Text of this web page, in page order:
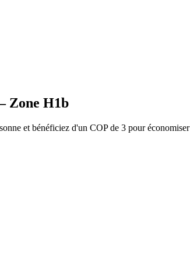
Zone H1b
et bénéficiez d'un COP de 3 pour